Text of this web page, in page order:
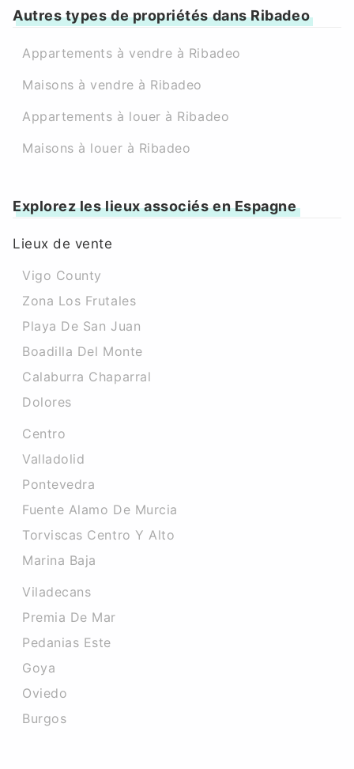
Autres types de propriétés dans Ribadeo
Appartements à vendre à Ribadeo
Maisons à vendre à Ribadeo
Appartements à louer à Ribadeo
Maisons à louer à Ribadeo
Explorez les lieux associés en Espagne
Lieux de vente
Vigo County
Zona Los Frutales
Playa De San Juan
Boadilla Del Monte
Calaburra Chaparral
Dolores
Centro
Valladolid
Pontevedra
Fuente Alamo De Murcia
Torviscas Centro Y Alto
Marina Baja
Viladecans
Premia De Mar
Pedanias Este
Goya
Oviedo
Burgos